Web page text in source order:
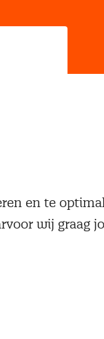
en te
wij graag